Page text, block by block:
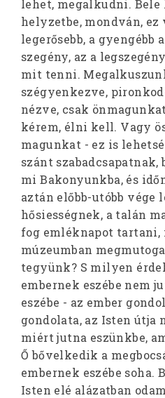
lehet, megalkudni.
helyzetbe, mondván, ez
legerősebb, a gyengébb
szegény, az a
mit tenni.
szégyenkezve,
nézve, csak
kérem, élni kell. Vagy
magunkat - ez is
szánt szabadcsapatnak,
mi Bakonyunkba, és
aztán előbb-utóbb vége
hősiességnek, a talán
fog emléknapot tartani,
múzeumban
tegyünk? S milyen
embernek eszébe nem
eszébe - az ember
gondolata, az Isten útja
miért jutna eszünkbe,
Ő bővelkedik a
embernek eszébe soha.
Isten elé alázatban